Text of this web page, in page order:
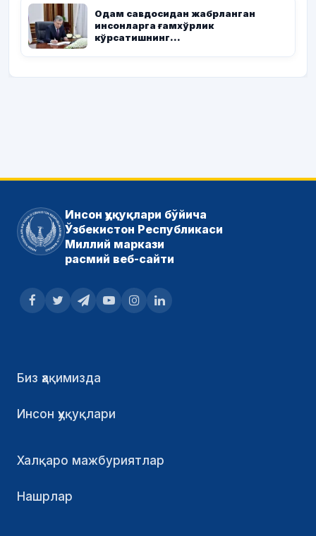
Одам савдосидан жабрланган
инсонларга ғамхўрлик
кўрсатишнинг...
Инсон ҳуқуқлари бўйича
Ўзбекистон Республикаси
Миллий маркази
расмий веб-сайти
Биз ҳақимизда
Инсон ҳуқуқлари
Халқаро мажбуриятлар
Нашрлар